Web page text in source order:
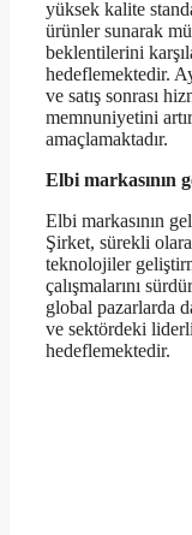
yüksek kalite
ürünler sunarak
beklentilerini
hedeflemektedir.
ve satış sonrası
memnuniyetini
amaçlamaktadır.
Elbi markasının
Elbi markasının
Şirket, sürekli
teknolojiler
çalışmalarını
global pazarlarda
ve sektördeki
hedeflemektedir.